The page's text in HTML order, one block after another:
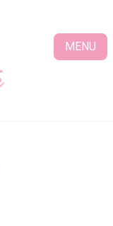
MENU